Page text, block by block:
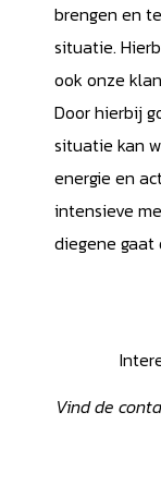
brengen en
situatie.
ook onze
Door hierbij
situatie kan
energie en
intensieve
diegene gaat
Vind de